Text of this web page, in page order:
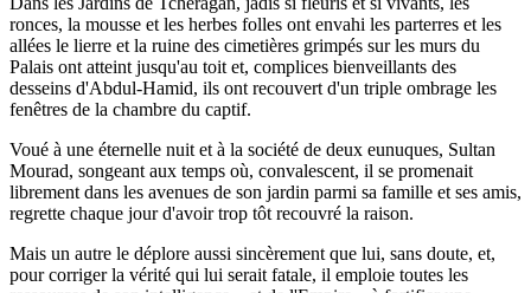
ronces, la mousse et les herbes folles ont envahi les parterres et les
allées le lierre et la ruine des cimetières grimpés sur les murs du
Palais ont atteint jusqu'au toit et, complices bienveillants des
desseins d'Abdul-Hamid, ils ont recouvert d'un triple ombrage les
fenêtres de la chambre du captif.
Voué à une éternelle nuit et à la société de deux eunuques, Sultan
Mourad, songeant aux temps où, convalescent, il se promenait
librement dans les avenues de son jardin parmi sa famille et ses amis,
regrette chaque jour d'avoir trop tôt recouvré la raison.
Mais un autre le déplore aussi sincèrement que lui, sans doute, et,
pour corriger la vérité qui lui serait fatale, il emploie toutes les